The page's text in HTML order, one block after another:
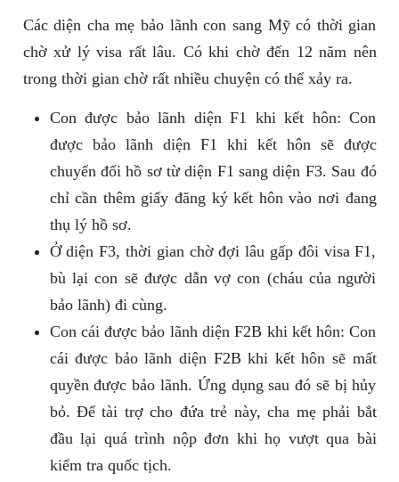
Các diện cha mẹ bảo lãnh con sang Mỹ có thời gian
chờ xử lý visa rất lâu. Có khi chờ đến 12 năm nên
trong thời gian chờ rất nhiều chuyện có thể xảy ra.
Con được bảo lãnh diện F1 khi kết hôn: Con
được bảo lãnh diện F1 khi kết hôn sẽ được
chuyển đổi hồ sơ từ diện F1 sang diện F3. Sau đó
chỉ cần thêm giấy đăng ký kết hôn vào nơi đang
thụ lý hồ sơ.
Ở diện F3, thời gian chờ đợi lâu gấp đôi visa F1,
bù lại con sẽ được dẫn vợ con (cháu của người
bảo lãnh) đi cùng.
Con cái được bảo lãnh diện F2B khi kết hôn: Con
cái được bảo lãnh diện F2B khi kết hôn sẽ mất
quyền được bảo lãnh. Ứng dụng sau đó sẽ bị hủy
bỏ. Để tài trợ cho đứa trẻ này, cha mẹ phải bắt
đầu lại quá trình nộp đơn khi họ vượt qua bài
kiểm tra quốc tịch.